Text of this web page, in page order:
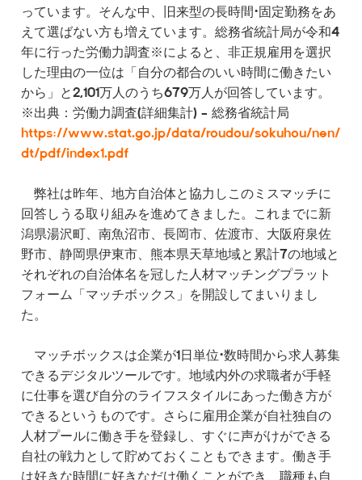
っています。そんな中、旧来型の長時間・固定勤務をあ
えて選ばない方も増えています。総務省統計局が令和4
年に行った労働力調査※によると、非正規雇用を選択
した理由の一位は「自分の都合のいい時間に働きたい
から」と2,101万人のうち679万人が回答しています。
※出典：労働力調査(詳細集計) - 総務省統計局
https://www.stat.go.jp/data/roudou/sokuhou/nen/
dt/pdf/index1.pdf
弊社は昨年、地方自治体と協力しこのミスマッチに
回答しうる取り組みを進めてきました。これまでに新
潟県湯沢町、南魚沼市、長岡市、佐渡市、大阪府泉佐
野市、静岡県伊東市、熊本県天草地域と累計7の地域と
それぞれの自治体名を冠した人材マッチングプラット
フォーム「マッチボックス」を開設してまいりまし
た。
マッチボックスは企業が1日単位・数時間から求人募集
できるデジタルツールです。地域内外の求職者が手軽
に仕事を選び自分のライフスタイルにあった働き方が
できるというものです。さらに雇用企業が自社独自の
人材プールに働き手を登録し、すぐに声がけができる
自社の戦力として貯めておくこともできます。働き手